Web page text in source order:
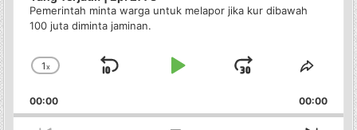
Pemerintah minta warga untuk melapor jika kur dibawah
100 juta diminta jaminan.
Change
Rate
1x
Skip
Play
Jump
Forward
Share
00:00 00:00